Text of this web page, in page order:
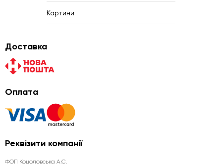
Картини
Доставка
Оплата
Реквізити компанії
ФОП Коцоловська А.С.